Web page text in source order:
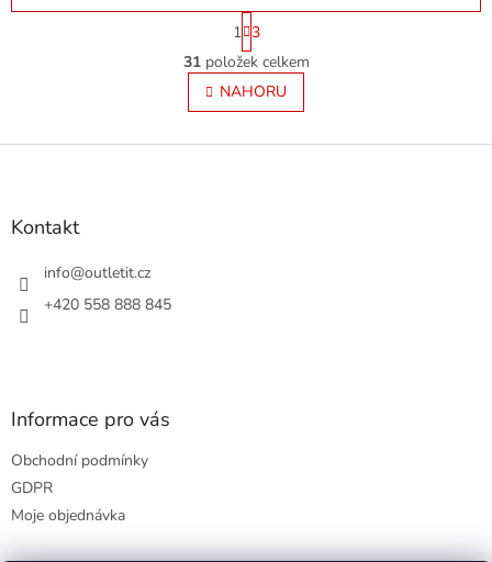
O
v
l
á
S
t
r
á
n
k
v
1 3
31položek celkem
NAHORU
Z
Kontakt
info@outletit.cz
+420 558 888 845
Informace pro vás
Obchodní podmínky
GDPR
Moje objednávka